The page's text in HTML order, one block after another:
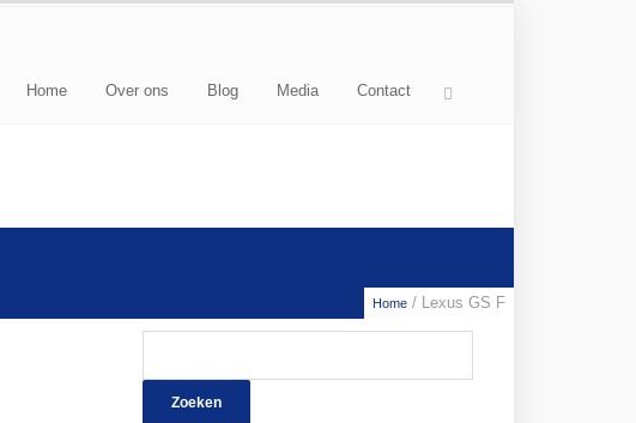
Home Over ons Blog Media Contact
Home / Lexus GS F